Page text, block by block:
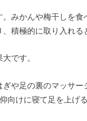
みかんや梅干しを食
積極的に取り入れる
です。
や足の裏のマッサー
向けに寝て足を上げる